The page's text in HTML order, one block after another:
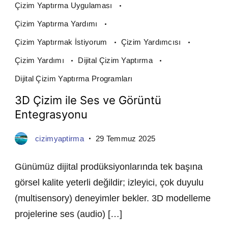
Çizim Yaptırma Uygulaması
Çizim Yaptırma Yardımı
Çizim Yaptırmak İstiyorum Çizim Yardımcısı
Çizim Yardımı Dijital Çizim Yaptırma
Dijital Çizim Yaptırma Programları
3D Çizim ile Ses ve Görüntü
Entegrasyonu
cizimyaptirma 29 Temmuz 2025
Günümüz dijital prodüksiyonlarında tek başına
görsel kalite yeterli değildir; izleyici, çok duyulu
(multisensory) deneyimler bekler. 3D modelleme
projelerine ses (audio) […]